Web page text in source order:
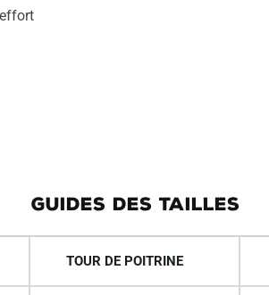
GUIDES DES TAILLES
TOUR DE POITRINE